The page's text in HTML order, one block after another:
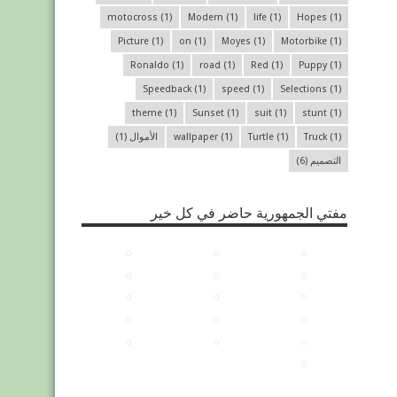
Hopes (1)
life (1)
Modern (1)
motocross (1)
Motorbike (1)
Moyes (1)
on (1)
Picture (1)
Puppy(1)
Red (1)
road (1)
Ronaldo (1)
Selections (1)
speed (1)
Speedback (1)
stunt (1)
suit (1)
Sunset (1)
theme (1)
Truck (1)
Turtle (1)
wallpaper (1) الأموال (1)
التصميم (6)
مفتي الجمهورية حاضر في كل خير